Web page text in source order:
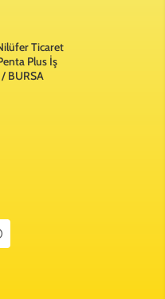
Ticaret
Plus İş
BURSA